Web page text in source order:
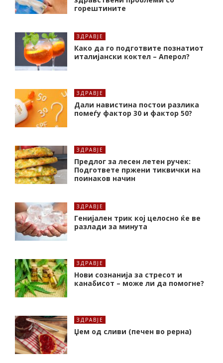
горештините
ЗДРАВЈЕ
Како да го подготвите познатиот
италијански коктел – Аперол?
ЗДРАВЈЕ
Дали навистина постои разлика
помеѓу фактор 30 и фактор 50?
ЗДРАВЈЕ
Предлог за лесен летен ручек:
Подгответе пржени тиквички на
поинаков начин
ЗДРАВЈЕ
Генијален трик кој целосно ќе ве
разлади за минута
ЗДРАВЈЕ
Нови сознанија за стресот и
канабисот – може ли да помогне?
ЗДРАВЈЕ
Џем од сливи (печен во рерна)